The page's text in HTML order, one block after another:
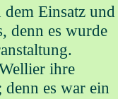
Einsatz und
denn es wurde
ihre
es war ein